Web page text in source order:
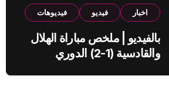
اخبار فيديو فيديوهات
بالفيديو | ملخص مباراة الهلال
والقادسية (1-2) الدوري